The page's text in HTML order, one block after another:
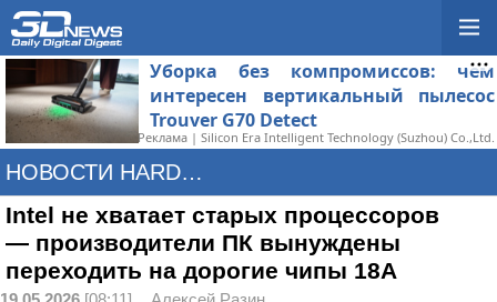
Уборка без компромиссов: чем
интересен вертикальный пылесос
Trouver G70 Detect
Реклама | Silicon Era Intelligent Technology (Suzhou) Co.,Ltd.
НОВОСТИ HARDWARE
Intel не хватает старых процессоров
— производители ПК вынуждены
переходить на дорогие чипы 18A